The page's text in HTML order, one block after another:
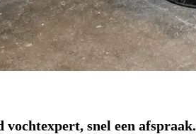
snel een afspraak.